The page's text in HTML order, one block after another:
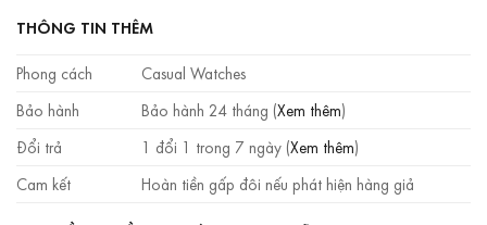
THÔNG TIN THÊM
Phong cách
Casual Watches
Bảo hành
Bảo hành 24 tháng (Xem thêm)
Đổi trả
1 đổi 1 trong 7 ngày (Xem thêm)
Cam kết
Hoàn tiền gấp đôi nếu phát hiện hàng giả